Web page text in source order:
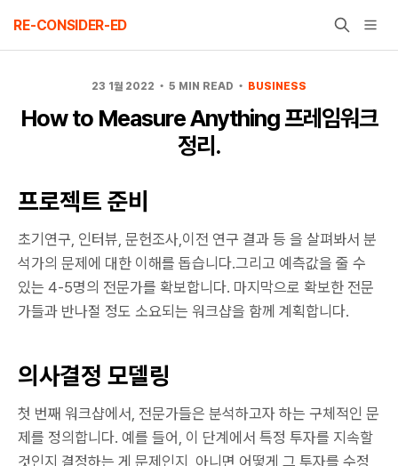
Skip
RE-CONSIDER-ED
23 1월 2022 5 MIN READ BUSINESS
How to Measure Anything 프레임워크
정리.
프로젝트 준비
초기연구, 인터뷰, 문헌조사,이전 연구 결과 등 을 살펴봐서 분
석가의 문제에 대한 이해를 돕습니다.그리고 예측값을 줄 수
있는 4-5명의 전문가를 확보합니다. 마지막으로 확보한 전문
가들과 반나절 정도 소요되는 워크샵을 함께 계획합니다.
의사결정 모델링
첫 번째 워크샵에서, 전문가들은 분석하고자 하는 구체적인 문
제를 정의합니다. 예를 들어, 이 단계에서 특정 투자를 지속할
것인지 결정하는 게 문제인지, 아니면 어떻게 그 투자를 수정